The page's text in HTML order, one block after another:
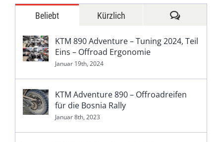
Beliebt Kürzlich
KTM 890 Adventure – Tuning 2024, Teil
Eins – Offroad Ergonomie
Januar 19th, 2024
KTM Adventure 890 – Offroadreifen
für die Bosnia Rally
Januar 8th, 2023